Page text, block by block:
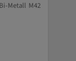
Metall M42